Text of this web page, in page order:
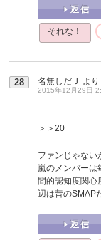
それな！
28 名無しだＪ より
2015年12月29日
＞＞20
ファンじゃない
嵐のメンバーは
間的認知度関心
辺は昔のSMAP